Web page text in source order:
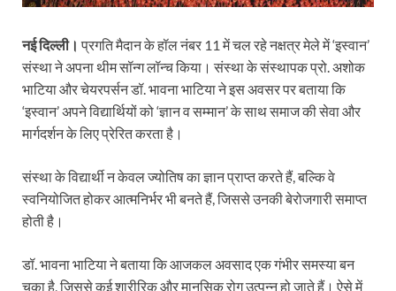
नई दिल्ली। प्रगति मैदान के हॉल नंबर 11 में चल रहे नक्षत्र मेले में ‘इस्वान’
संस्था ने अपना थीम सॉन्ग लॉन्च किया। संस्था के संस्थापक प्रो. अशोक
भाटिया और चेयरपर्सन डॉ. भावना भाटिया ने इस अवसर पर बताया कि
‘इस्वान’ अपने विद्यार्थियों को ‘ज्ञान व सम्मान’ के साथ समाज की सेवा और
मार्गदर्शन के लिए प्रेरित करता है।
संस्था के विद्यार्थी न केवल ज्योतिष का ज्ञान प्राप्त करते हैं, बल्कि वे
स्वनियोजित होकर आत्मनिर्भर भी बनते हैं, जिससे उनकी बेरोजगारी समाप्त
होती है।
डॉ. भावना भाटिया ने बताया कि आजकल अवसाद एक गंभीर समस्या बन
चुका है, जिससे कई शारीरिक और मानसिक रोग उत्पन्न हो जाते हैं। ऐसे में